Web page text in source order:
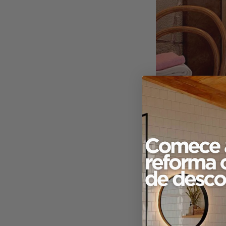
O que é
Solid Surface é um
utilizá-lo para
para banheiros. É
banheiras e até
uma grande
homogêneos
Destaca-se pela
seu banheiro!